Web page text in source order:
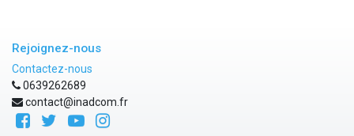
Rejoignez-nous
Contactez-nous
0639262689
contact@inadcom.fr